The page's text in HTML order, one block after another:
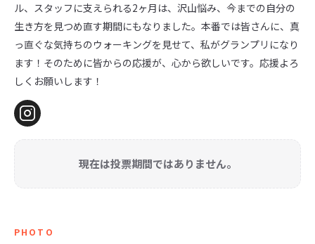
ル、スタッフに支えられる2ヶ月は、沢山悩み、今までの自分の
生き方を見つめ直す期間にもなりました。本番では皆さんに、真
っ直ぐな気持ちのウォーキングを見せて、私がグランプリになり
ます！そのために皆からの応援が、心から欲しいです。応援よろ
しくお願いします！
現在は投票期間ではありません。
PHOTO